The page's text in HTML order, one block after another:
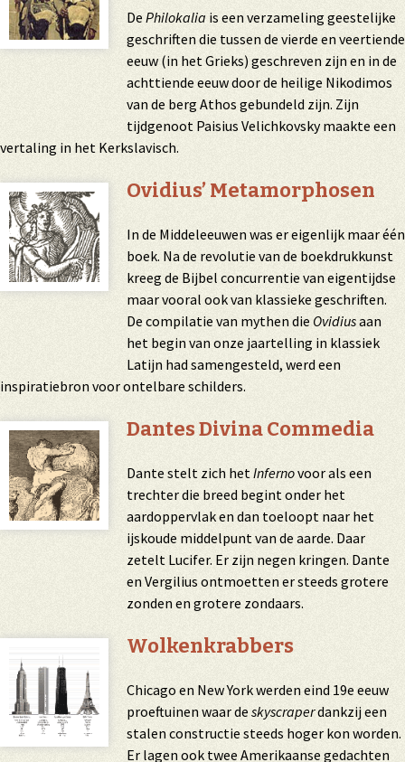
De Philokalia is een verzameling geestelijke
geschriften die tussen de vierde en veertiende
eeuw (in het Grieks) geschreven zijn en in de
achttiende eeuw door de heilige Nikodimos
van de berg Athos gebundeld zijn. Zijn
tijdgenoot Paisius Velichkovsky maakte een
vertaling in het Kerkslavisch.
Ovidius’ Metamorphosen
In de Middeleeuwen was er eigenlijk maar één
boek. Na de revolutie van de boekdrukkunst
kreeg de Bijbel concurrentie van eigentijdse
maar vooral ook van klassieke geschriften.
De compilatie van mythen die Ovidiusaan
het begin van onze jaartelling in klassiek
Latijn had samengesteld, werd een
inspiratiebron voor ontelbare schilders.
Dantes Divina Commedia
Dante stelt zich hetInfernovoor als een
trechter die breed begint onder het
aardoppervlak en dan toeloopt naar het
ijskoude middelpunt van de aarde. Daar
zetelt Lucifer. Er zijn negen kringen. Dante
en Vergilius ontmoetten er steeds grotere
zonden en grotere zondaars.
Wolkenkrabbers
Chicago en New York werden eind 19e eeuw
proeftuinen waar de skyscraperdankzij een
stalen constructie steeds hoger kon worden.
Er lagen ook twee Amerikaanse gedachten